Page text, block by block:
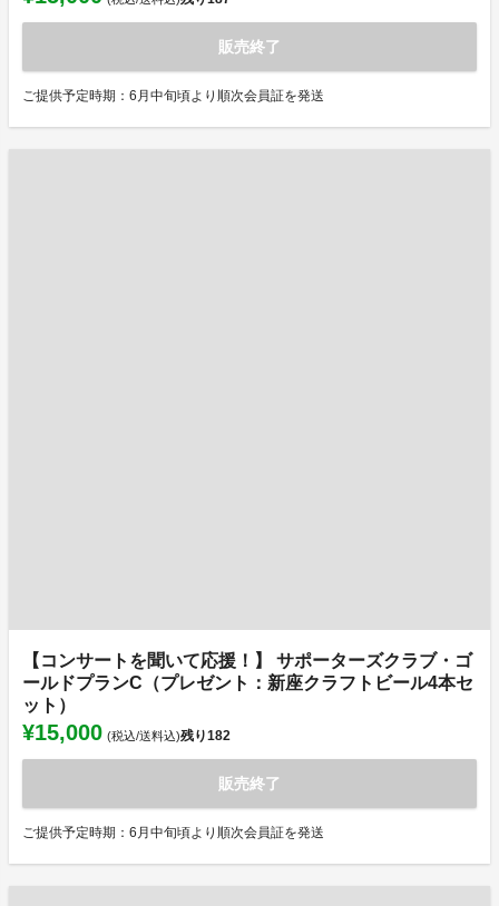
販売終了
ご提供予定時期：6月中旬頃より順次会員証を発送
【コンサートを聞いて応援！】 サポーターズクラブ・ゴ
ールドプランC（プレゼント：新座クラフトビール4本セ
ット）
¥15,000 (税込/送料込)残り182
販売終了
ご提供予定時期：6月中旬頃より順次会員証を発送